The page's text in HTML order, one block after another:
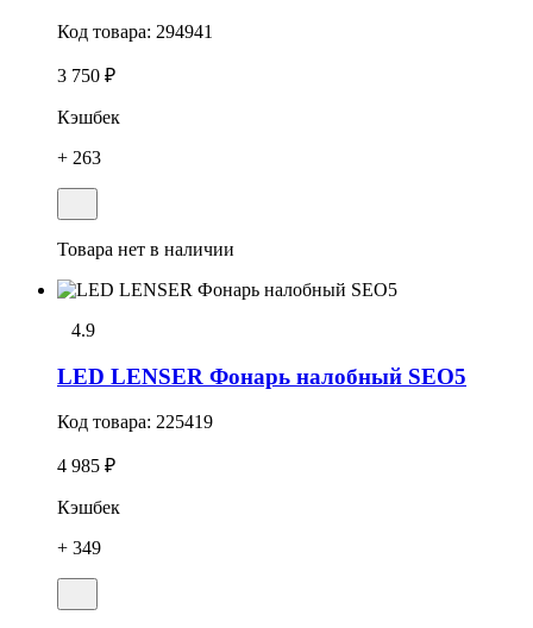
Код товара: 294941
3 750 ₽
Кэшбек
+ 263
Товара нет в наличии
4.9
LED LENSER Фонарь налобный SEO5
Код товара: 225419
4 985 ₽
Кэшбек
+ 349